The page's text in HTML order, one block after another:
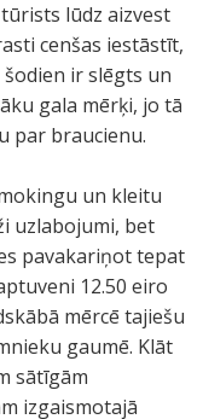
lūdz aizvest
cenšas iestāstīt,
ir slēgts un
gala mērķi, jo tā
par braucienu.
un kleitu
uzlabojumi, bet
pavakariņot tepat
12.50 eiro
mērcē tajiešu
gaumē. Klāt
sātīgām
izgaismotajā